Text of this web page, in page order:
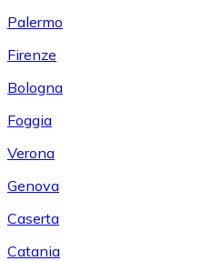
Palermo
Firenze
Bologna
Foggia
Verona
Genova
Caserta
Catania